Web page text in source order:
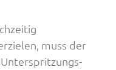
muss der